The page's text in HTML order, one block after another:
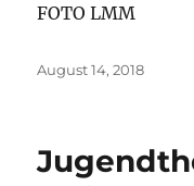
FOTO LMM
Veröffentlicht
August 14, 2018